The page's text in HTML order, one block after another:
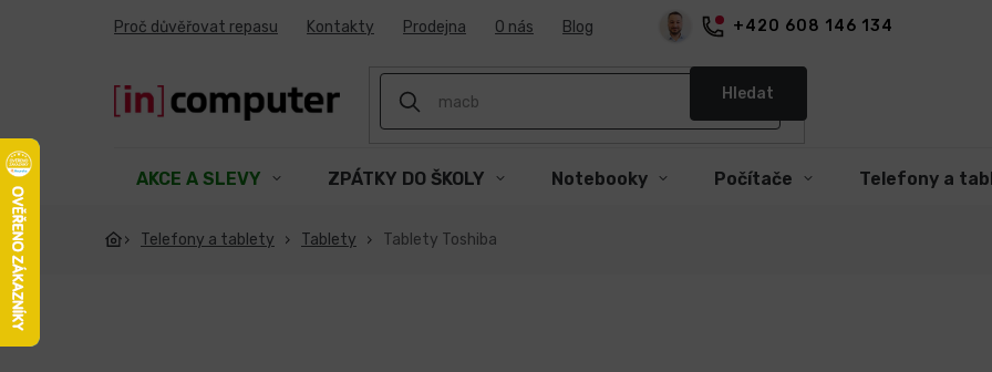
+420 608 146 134
Proč důvěřovat repasu Kontakty Prodejna O nás Blog
Hledat
AKCE A SLEVY ZPÁTKY DO ŠKOLY Notebooky Počítače Telefony a
Telefony a tablety Tablety Tablety Toshiba